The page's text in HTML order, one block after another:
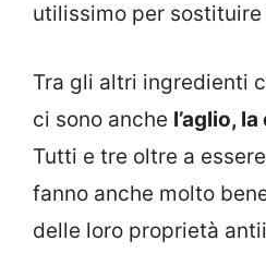
utilissimo per sostituire
Tra gli altri ingredienti
ci sono anche l’aglio,
Tutti e tre oltre a
fanno anche molto
delle loro proprietà